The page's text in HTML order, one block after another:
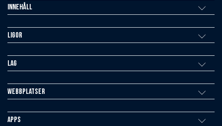
Innehåll
Ligor
Lag
Webbplatser
Apps